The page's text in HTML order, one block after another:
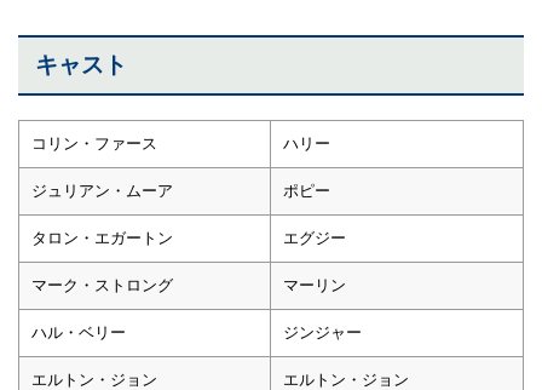
キャスト
コリン・ファース ハリー
ジュリアン・ムーア ポピー
タロン・エガートン エグジー
マーク・ストロング マーリン
ハル・ベリー ジンジャー
エルトン・ジョン エルトン・ジョン